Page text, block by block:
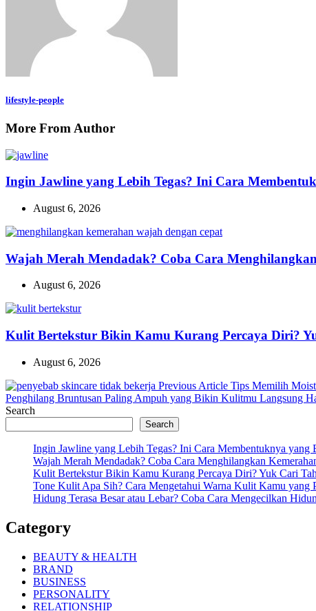
lifestyle-people
More From Author
Ingin Jawline yang Lebih Tegas? Ini Cara
August 6, 2026
Wajah Merah Mendadak? Coba Cara
August 6, 2026
Kulit Bertekstur Bikin Kamu Kurang Percaya Diri?
August 6, 2026
Previous Article Previous
Post:
Tips Memilih
Penghilang Bruntusan Paling Ampuh yang Bikin Kulitmu Langsung
Search
Search
Ingin Jawline yang Lebih Tegas? Ini Cara Membentuknya yang
Wajah Merah Mendadak? Coba Cara Menghilangkan
Kulit Bertekstur Bikin Kamu Kurang Percaya Diri? Yuk Cari
Tone Kulit Apa Sih? Cara Mengetahui Warna Kulit Kamu yang
Hidung Terasa Besar atau Lebar? Coba Cara Mengecilkan
Category
BEAUTY & HEALTH
BRAND
BUSINESS
PERSONALITY
RELATIONSHIP